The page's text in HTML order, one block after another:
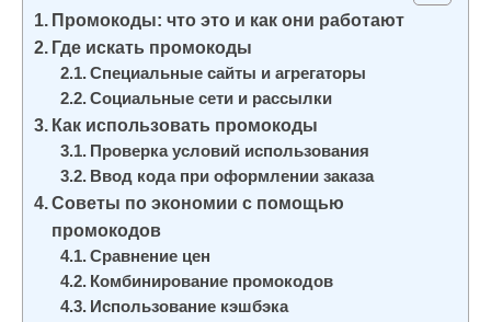
Промокоды: что это и как они работают
Где искать промокоды
Специальные сайты и агрегаторы
Социальные сети и рассылки
Как использовать промокоды
Проверка условий использования
Ввод кода при оформлении заказа
Советы по экономии с помощью
промокодов
Сравнение цен
Комбинирование промокодов
Использование кэшбэка